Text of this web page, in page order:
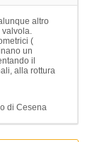
altro
(
un
il
alla rottura
di Cesena